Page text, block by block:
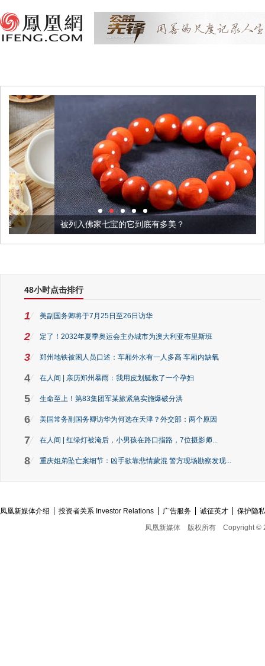
被列入佛家七宝的它到底有多美？
48小时点击排行
1 美副国务卿将于7月25日至26日访华
2 定了！2032年夏季奥运会主办城市为澳大利亚布里斯班
3 郑州地铁被困人员口述：车厢外水有一人多高 车厢内缺氧
4 在人间 | 亲历郑州暴雨：我用皮划艇救了一个孕妇
5 生命至上！第83集团军某旅紧急实施爆破分洪
6 美国常务副国务卿访华为何选在天津？外交部：两个原因
7 在人间 | 红绿灯被淹后，小男孩在路口指路，7位摄影师...
8 重庆姐弟坠亡案细节：凶手欲靠悲情蒙混 警方现场勘察发现...
凤凰新媒体介绍 投资者关系 Investor Relations 广告服务 诚征英才
保护隐
凤凰新媒体
版权所有 Copyright ©